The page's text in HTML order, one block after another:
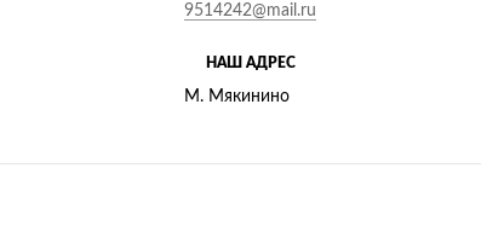
НАШ АДРЕС
М. Мякинино
9514242@mail.ru